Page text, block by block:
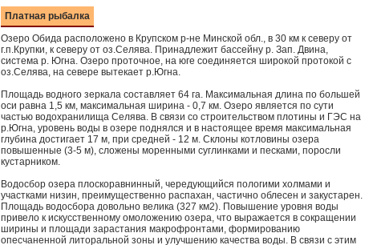
Платная рыбалка
Озеро Обида расположено в Крупском р-не Минской обл., в 30 км к северу от
г.п.Крупки, к северу от оз.Селява. Принадлежит бассейну р. Зап. Двина,
система р. Югна. Озеро проточное, на юге соединяется широкой протокой с
оз.Селява, на севере вытекает р.Югна.
Площадь водного зеркала составляет 64 га. Максимальная длина по большей
оси равна 1,5 км, максимальная ширина - 0,7 км. Озеро является по сути
частью водохранилища Селява. В связи со строительством плотины и ГЭС на
р.Югна, уровень воды в озере поднялся и в настоящее время максимальная
глубина достигает 17 м, при средней - 12 м. Склоны котловины озера
повышенные (3-5 м), сложены моренными суглинками и песками, поросли
кустарником.
Водосбор озера плоскоравнинный, чередующийся пологими холмами и
участками низин, преимущественно распахан, частично облесен и закустарен.
Площадь водосбора довольно велика (327 км2). Повышение уровня воды
привело к искусственному омоложению озера, что выражается в сокращении
ширины и площади зарастания макрофронтами, формированию
опесчаненной литоральной зоны и улучшению качества воды. В связи с этим